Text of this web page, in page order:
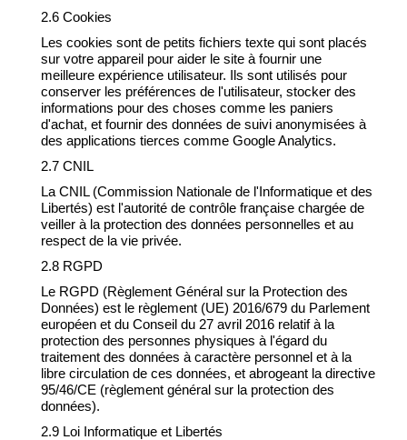
2.6 Cookies
Les cookies sont de petits fichiers texte qui sont placés
sur votre appareil pour aider le site à fournir une
meilleure expérience utilisateur. Ils sont utilisés pour
conserver les préférences de l'utilisateur, stocker des
informations pour des choses comme les paniers
d'achat, et fournir des données de suivi anonymisées à
des applications tierces comme Google Analytics.
2.7 CNIL
La CNIL (Commission Nationale de l'Informatique et des
Libertés) est l'autorité de contrôle française chargée de
veiller à la protection des données personnelles et au
respect de la vie privée.
2.8 RGPD
Le RGPD (Règlement Général sur la Protection des
Données) est le règlement (UE) 2016/679 du Parlement
européen et du Conseil du 27 avril 2016 relatif à la
protection des personnes physiques à l'égard du
traitement des données à caractère personnel et à la
libre circulation de ces données, et abrogeant la directive
95/46/CE (règlement général sur la protection des
données).
2.9 Loi Informatique et Libertés